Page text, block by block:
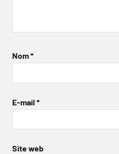
Nom*
E-mail *
Site web